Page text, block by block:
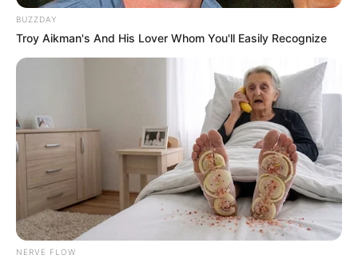
Druk
źródło: Marvel / Hachette
BUZZDAY
Troy Aikman's And His Lover Whom You'll Easily Recognize
NERVE FLOW